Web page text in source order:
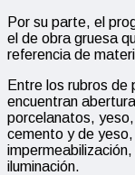
Por su parte, el
el de obra gruesa
referencia de
Entre los rubros de
encuentran
porcelanatos,
cemento y de
iluminación.